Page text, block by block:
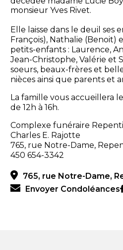
monsieur Yves Rivet.
Elle laisse dans le deuil ses
François), Nathalie (Benoit)
petits-enfants : Laurence,
Jean-Christophe, Valérie et
soeurs, beaux-frères et
nièces ainsi que parents et
La famille vous accueillera
de 12h à 16h.
Complexe funéraire
Charles E. Rajotte
765, rue Notre-Dame,
450 654-3342
765, rue Notre-Dame,
Envoyer Condoléances